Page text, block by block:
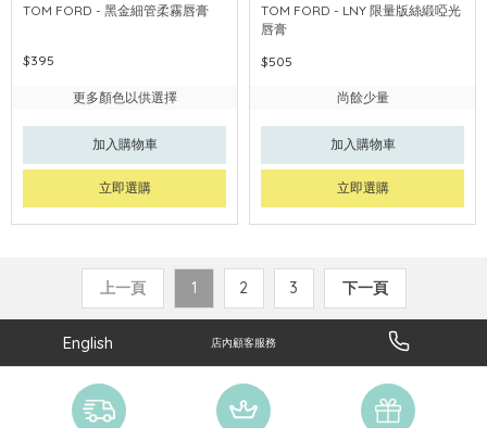
TOM FORD - 黑金細管柔霧唇膏
$395
更多顏色以供選擇
加入購物車
立即選購
TOM FORD - LNY 限量版絲緞啞光
唇膏
$505
尚餘少量
加入購物車
立即選購
上一頁 1 2 3 下一頁
English 店內顧客服務